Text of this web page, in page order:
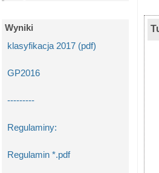
Wyniki
klasyfikacja 2017 (pdf)
GP2016
---------
Regulaminy:
Regulamin *.pdf